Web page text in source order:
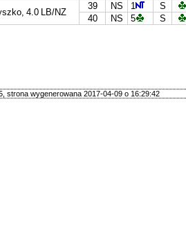
4.0 LB/NZ
39 NS 1
S
40
NS 5 S
strona wygenerowana 2017-04-09 o 16:29:42